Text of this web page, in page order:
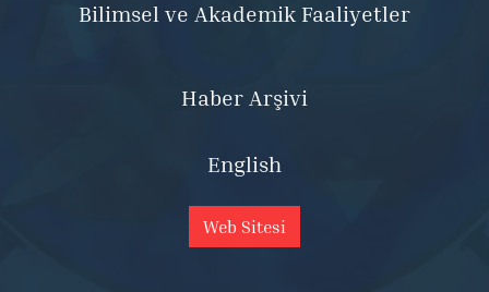
Bilimsel ve Akademik Faaliyetler
Haber Arşivi
English
Web Sitesi